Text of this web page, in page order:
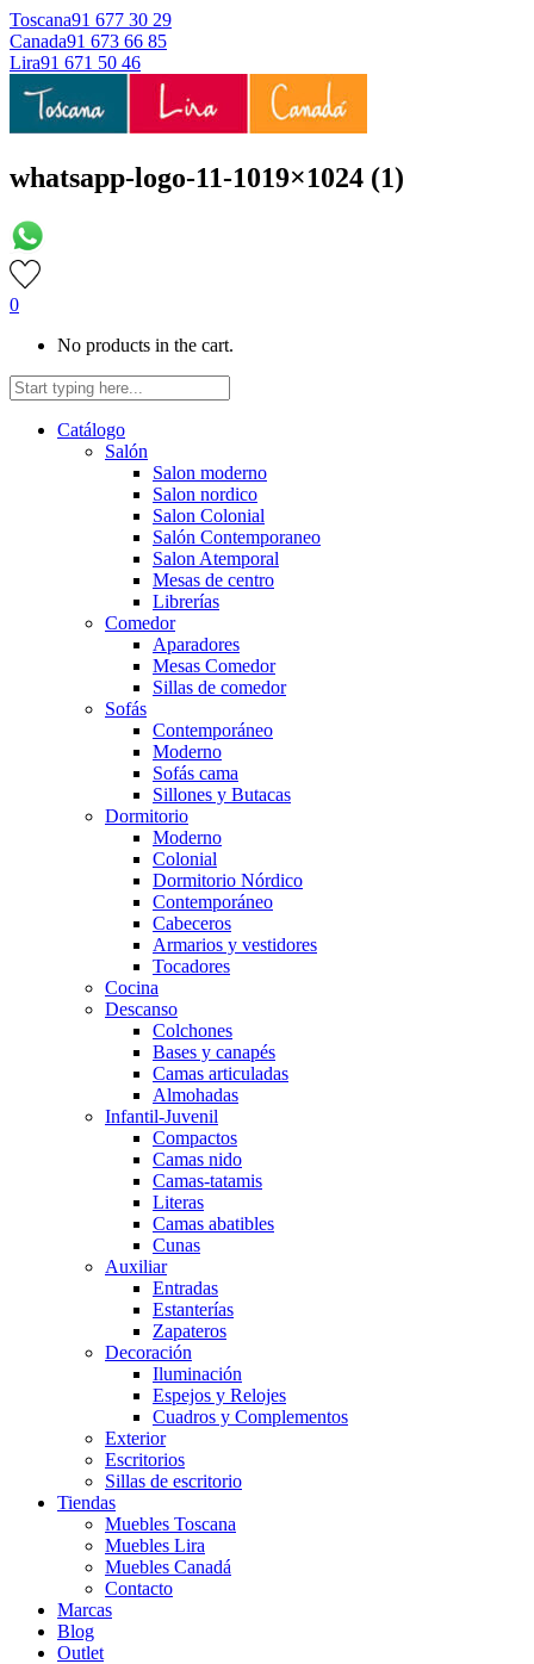
Toscana91 677 30 29
Canada91 673 66 85
Lira91 671 50 46
whatsapp-logo-11-1019×1024 (1)
0
No products in the cart.
Catálogo
Salón
Salon moderno
Salon nordico
Salon Colonial
Salón Contemporaneo
Salon Atemporal
Mesas de centro
Librerías
Comedor
Aparadores
Mesas Comedor
Sillas de comedor
Sofás
Contemporáneo
Moderno
Sofás cama
Sillones y Butacas
Dormitorio
Moderno
Colonial
Dormitorio Nórdico
Contemporáneo
Cabeceros
Armarios y vestidores
Tocadores
Cocina
Descanso
Colchones
Bases y canapés
Camas articuladas
Almohadas
Infantil-Juvenil
Compactos
Camas nido
Camas-tatamis
Literas
Camas abatibles
Cunas
Auxiliar
Entradas
Estanterías
Zapateros
Decoración
Iluminación
Espejos y Relojes
Cuadros y Complementos
Exterior
Escritorios
Sillas de escritorio
Tiendas
Muebles Toscana
Muebles Lira
Muebles Canadá
Contacto
Marcas
Blog
Outlet